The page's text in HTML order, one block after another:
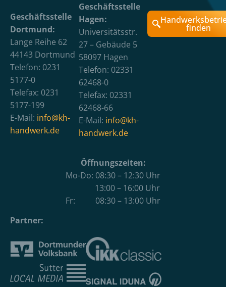
Geschäftsstelle
Dortmund:
Lange Reihe 62
44143 Dortmund
Telefon: 0231
5177-0
Telefax: 0231
5177-199
E-Mail: info@kh-
handwerk.de
Geschäftsstelle
Hagen:
Universitätsstr.
27 – Gebäude 5
58097 Hagen
Telefon: 02331
62468-0
Telefax: 02331
62468-66
E-Mail: info@kh-
handwerk.de
finden
Öffnungszeiten:
Mo-Do: 08:30 – 12:30 Uhr
13:00 – 16:00 Uhr
Fr: 08:30 – 13:00 Uhr
Partner: